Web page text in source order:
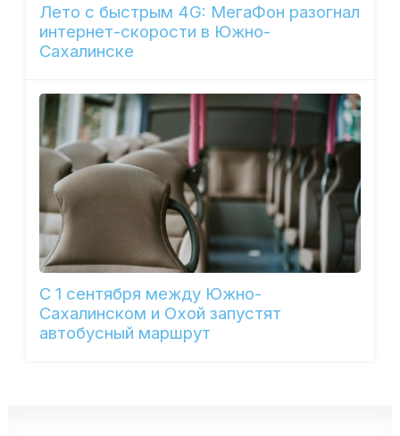
Лето с быстрым 4G: МегаФон разогнал
интернет-скорости в Южно-
Сахалинске
С 1 сентября между Южно-
Сахалинском и Охой запустят
автобусный маршрут